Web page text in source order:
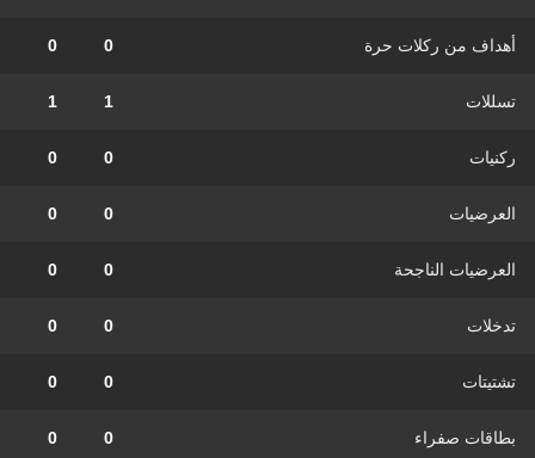
أهداف من ركلات حرة 0
0
تسللات 1
1
ركنيات 0
0
العرضيات 0
0
العرضيات الناجحة 0
0
تدخلات 0
0
تشتيتات 0
0
بطاقات صفراء 0
0